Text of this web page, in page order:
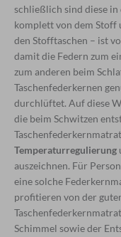
schließlich sind diese in
komplett von dem Stoff
den Stofftaschen – ist
damit die Federn zum
zum anderen beim
Taschenfederkernen
durchlüftet. Auf diese
die beim Schwitzen
Temperaturregulierung
auszeichnen. Für
eine solche
profitieren von der
Schimmel sowie der